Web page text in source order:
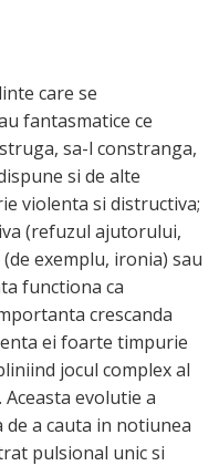
care se
fantasmatice ce
sa-l constranga,
si de alte
violenta si distructiva;
(refuzul ajutorului,
exemplu, ironia) sau
functiona ca
crescanda
ei foarte timpurie
jocul complex al
evolutie a
de a cauta in notiunea
pulsional unic si